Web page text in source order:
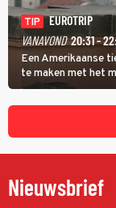
TIP
EUROTRIP
VANAVOND 20:31 -
Een Amerikaanse
te maken met het
Nieuwsbrief